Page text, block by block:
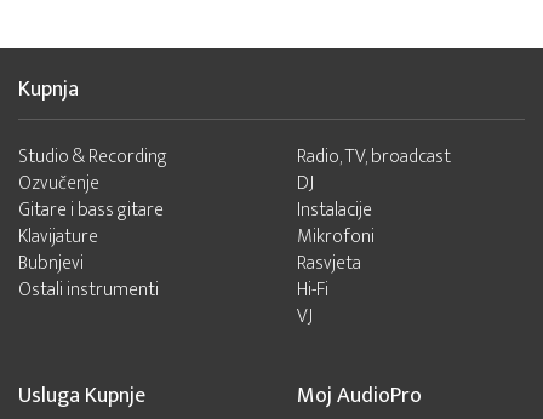
Kupnja
Studio & Recording
Ozvučenje
Gitare i bass gitare
Klavijature
Bubnjevi
Ostali instrumenti
Radio, TV, broadcast
DJ
Instalacije
Mikrofoni
Rasvjeta
Hi-Fi
VJ
Usluga Kupnje Moj AudioPro